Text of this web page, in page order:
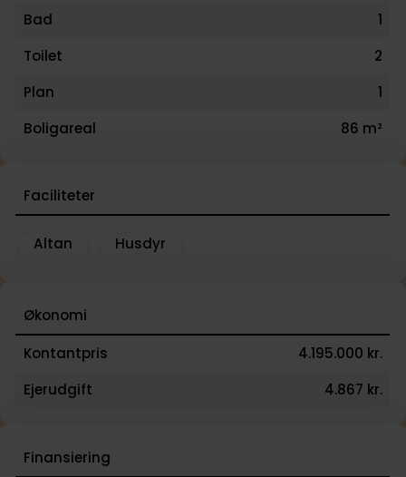
Bad
1
Toilet
2
Plan
1
Boligareal
86 m²
Faciliteter
Altan Husdyr
Økonomi
Kontantpris
4.195.000 kr.
Ejerudgift
4.867 kr.
Finansiering